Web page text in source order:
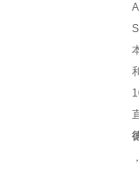
，